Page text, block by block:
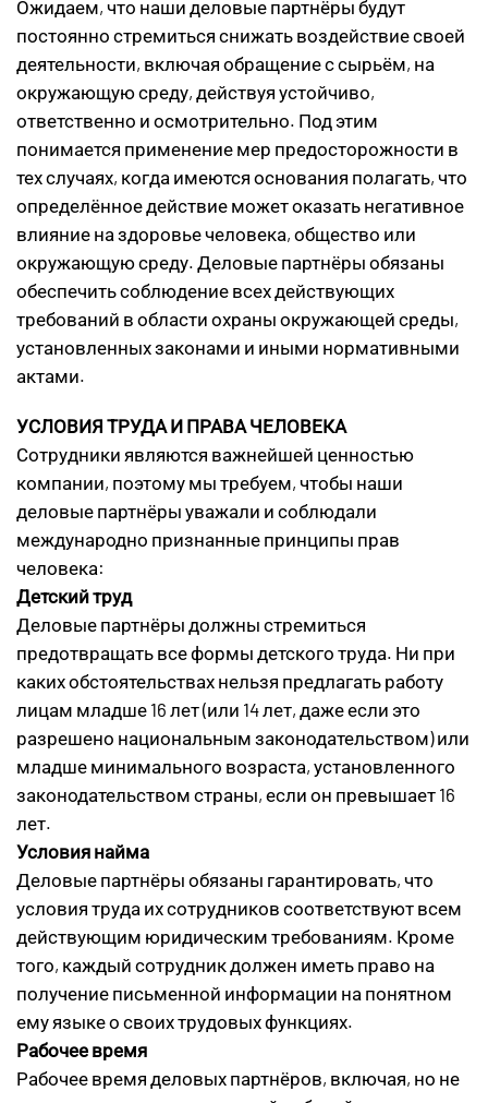
Ожидаем, что наши деловые партнёры будут
постоянно стремиться снижать воздействие своей
деятельности, включая обращение с сырьём, на
окружающую среду, действуя устойчиво,
ответственно и осмотрительно. Под этим
понимается применение мер предосторожности в
тех случаях, когда имеются основания полагать, что
определённое действие может оказать негативное
влияние на здоровье человека, общество или
окружающую среду. Деловые партнёры обязаны
обеспечить соблюдение всех действующих
требований в области охраны окружающей среды,
установленных законами и иными нормативными
актами.
УСЛОВИЯ ТРУДА И ПРАВА ЧЕЛОВЕКА
Сотрудники являются важнейшей ценностью
компании, поэтому мы требуем, чтобы наши
деловые партнёры уважали и соблюдали
международно признанные принципы прав
человека:
Детский труд
Деловые партнёры должны стремиться
предотвращать все формы детского труда. Ни при
каких обстоятельствах нельзя предлагать работу
лицам младше 16 лет (или 14 лет, даже если это
разрешено национальным законодательством) или
младше минимального возраста, установленного
законодательством страны, если он превышает 16
лет.
Условия найма
Деловые партнёры обязаны гарантировать, что
условия труда их сотрудников соответствуют всем
действующим юридическим требованиям. Кроме
того, каждый сотрудник должен иметь право на
получение письменной информации на понятном
ему языке о своих трудовых функциях.
Рабочее время
Рабочее время деловых партнёров, включая, но не